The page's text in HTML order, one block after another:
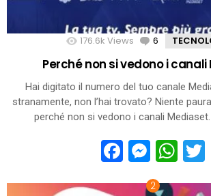
176.6k Views 6 Comments
Perché non si vedono i
Hai digitato il numero del tuo canale
stranamente, non l’hai trovato? Niente
perché non si vedono i canali Mediaset.
Facebook